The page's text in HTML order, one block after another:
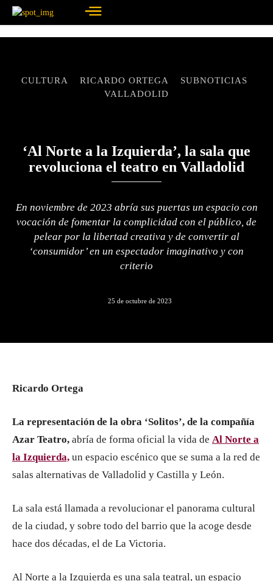
CULTURA RICARDO ORTEGA
SUBNOTICIAS
VALLADOLID
‘Al Norte a la Izquierda’, la sala que
revoluciona el teatro en Valladolid
En noviembre de 2023 abría sus puertas un espacio con
vocación de fomentar la complicidad con el público, de
pelear por la libertad creativa y de convertir al
‘consumidor’ en un espectador imaginativo y con
criterio
25 de octubre de 2023
Ricardo Ortega
La representación de la obra ‘Solitos’, de la compañía
Azar Teatro, abría de forma oficial la vida de Al Norte a
la Izquierda, un espacio escénico que se suma a la red de
salas alternativas de Valladolid y Castilla y León.
La sala está llamada a revolucionar el panorama cultural
de la ciudad, y sobre todo del barrio que la acoge desde
hace dos décadas, el de La Victoria.
Al Norte a la Izquierda es una sala teatral, un espacio